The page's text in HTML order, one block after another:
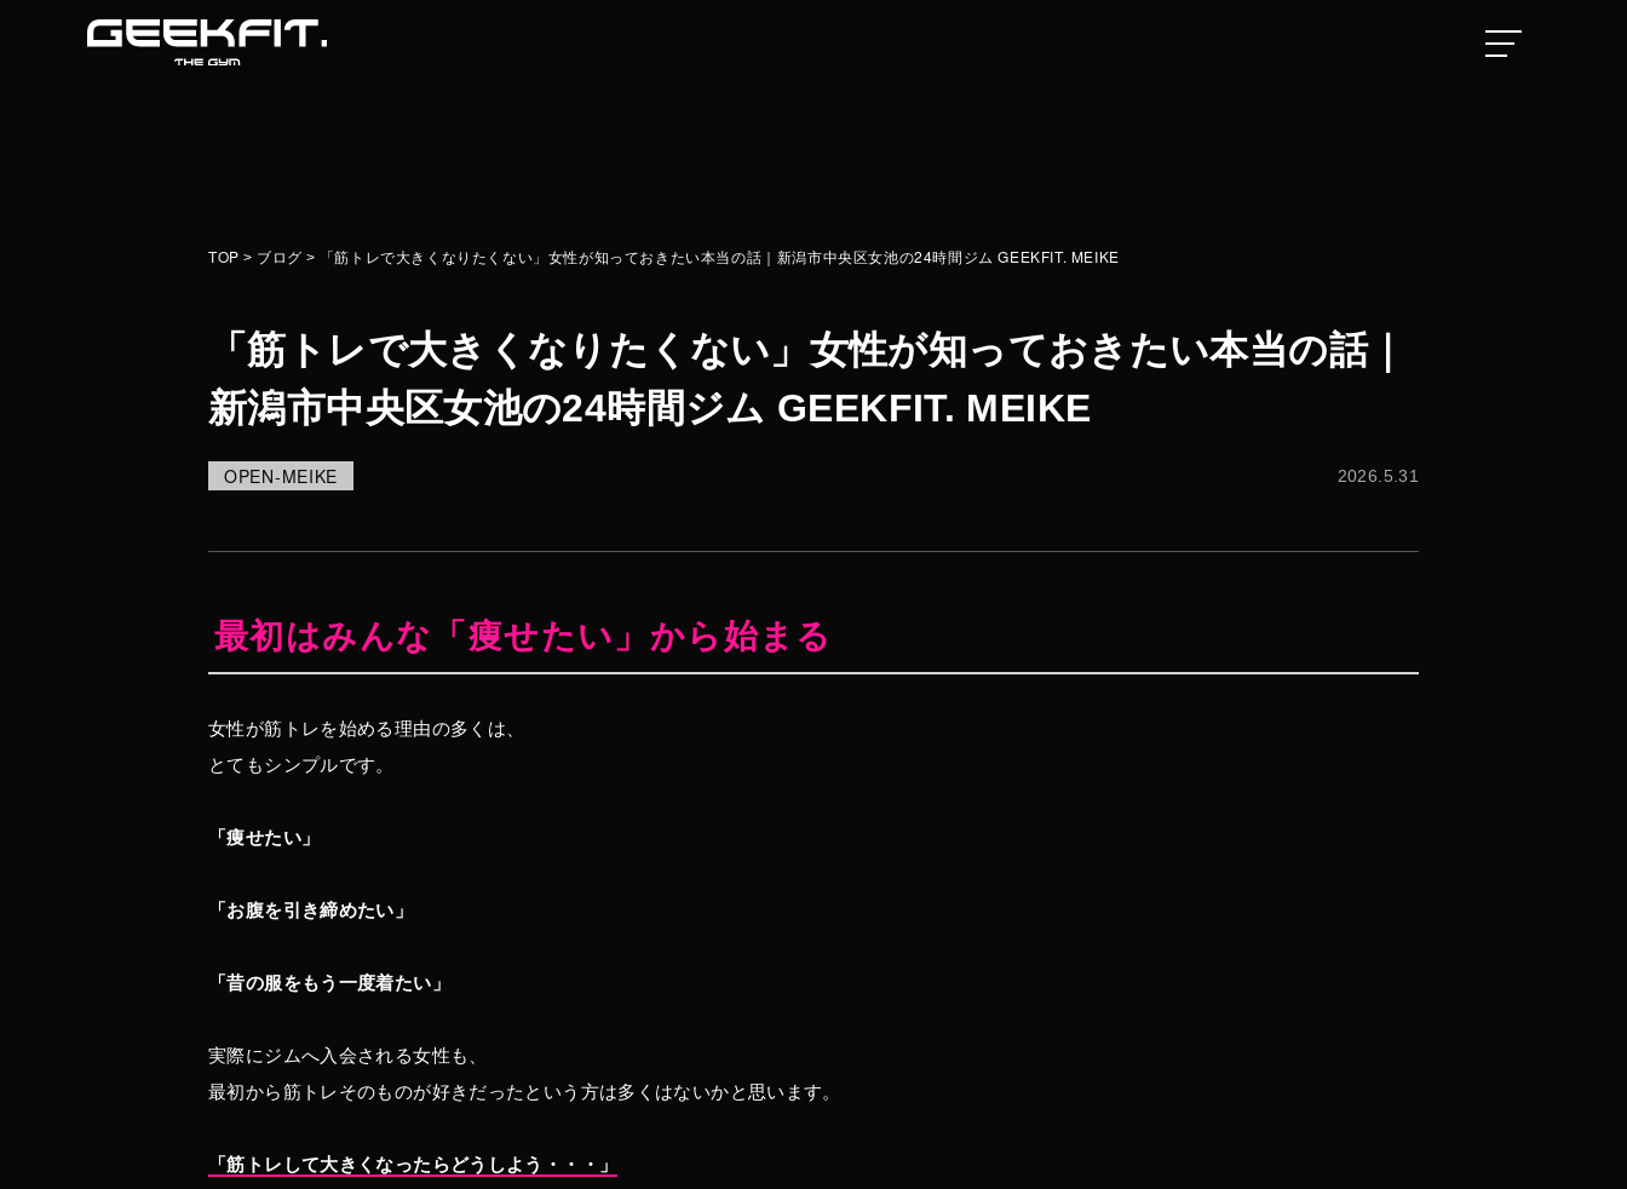
NEWS
24H OPEN GYM
MEIKE
SEIRO
TOP > ブログ > 「筋トレで大きくなりたくない」女性が知っておきたい本当の話｜新潟市中央区女池の24時間ジム GEEKFIT. MEIKE
「筋トレで大きくなりたくない」女性が知っておきたい本当の話｜
新潟市中央区女池の24時間ジム GEEKFIT. MEIKE
OPEN-MEIKE 2026.5.31
最初はみんな「痩せたい」から始まる
女性が筋トレを始める理由の多くは、
とてもシンプルです。
「痩せたい」
「お腹を引き締めたい」
「昔の服をもう一度着たい」
実際にジムへ入会される女性も、
最初から筋トレそのものが好きだったという方は多くはないかと思います。
「筋トレして大きくなったらどうしよう・・・」